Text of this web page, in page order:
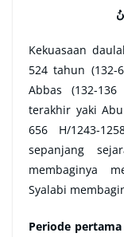
Kekuasaan
524 tahun (132-
Abbas (132-
terakhir yaki
656 H/1243-
sepanjang
membaginya
Syalabi
Periode pertama